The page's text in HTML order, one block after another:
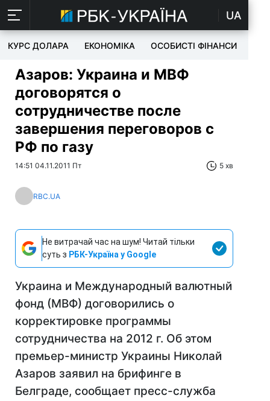
UA
КУРС ДОЛАРА ЕКОНОМІКА ОСОБИСТІ ФІНАНСИ
Азаров: Украина и МВФ
договорятся о
сотрудничестве после
завершения переговоров с
РФ по газу
14:51 04.11.2011 Пт 5 хв
RBC.UA
Не витрачай час на шум! Читай тільки
суть з РБК-Україна у Google
Украина и Международный валютный
фонд (МВФ) договорились о
корректировке программы
сотрудничества на 2012 г. Об этом
премьер-министр Украины Николай
Азаров заявил на брифинге в
Белграде, сообщает пресс-служба